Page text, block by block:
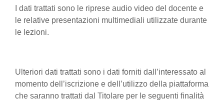
I dati trattati sono le riprese audio video del docente e
le relative presentazioni multimediali utilizzate durante
le lezioni.
Ulteriori dati trattati sono i dati forniti dall’interessato al
momento dell’iscrizione e dell’utilizzo della piattaforma
che saranno trattati dal Titolare per le seguenti finalità